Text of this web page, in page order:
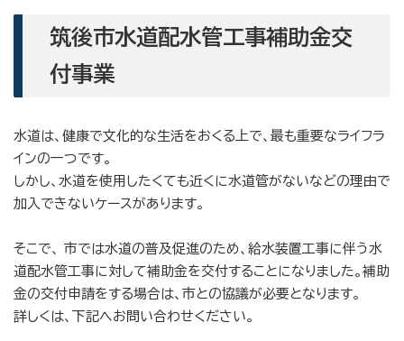
筑後市水道配水管工事補助金交
付事業
水道は、健康で文化的な生活をおくる上で、最も重要なライフラ
インの一つです。
しかし、水道を使用したくても近くに水道管がないなどの理由で
加入できないケースがあります。
そこで、 市では水道の普及促進のため、給水装置工事に伴う水
道配水管工事に対して補助金を交付することになりました。補助
金の交付申請をする場合は、市との協議が必要となります。
詳しくは、下記へお問い合わせください。